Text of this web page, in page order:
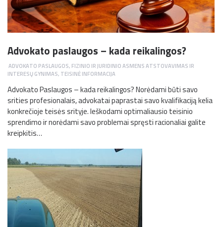
Advokato paslaugos – kada reikalingos?
ADVOKATO PASLAUGOS, FIZINIO IR JURIDINIO ASMENS ATSTOVAVIMAS IR
INTERESŲ GYNIMAS, TEISINĖ INFORMACIJA
Advokato Paslaugos – kada reikalingos? Norėdami būti savo
srities profesionalais, advokatai paprastai savo kvalifikaciją kelia
konkrečioje teisės srityje. Ieškodami optimaliausio teisinio
sprendimo ir norėdami savo problemai spręsti racionaliai galite
kreipkitis…